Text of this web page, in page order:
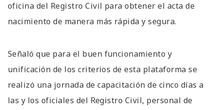
oficina del Registro Civil para obtener el acta de
nacimiento de manera más rápida y segura.
Señaló que para el buen funcionamiento y
unificación de los criterios de esta plataforma se
realizó una jornada de capacitación de cinco días a
las y los oficiales del Registro Civil, personal de